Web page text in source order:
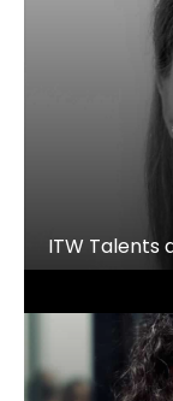
ITW Talents